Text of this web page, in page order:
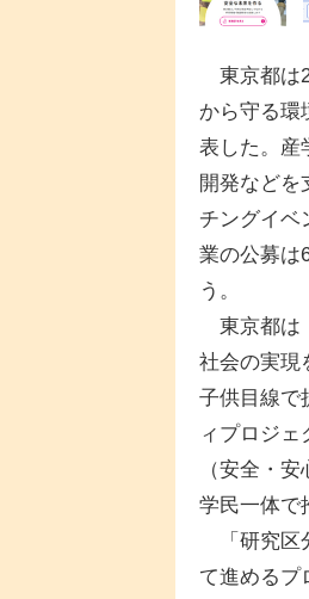
東京都は
から守る環
表した。産
開発などを
チングイベ
業の公募は
う。
東京都は
社会の実現
子供目線で
ィプロジ
（安全・
学民一体で
「研究区
て進めるプ